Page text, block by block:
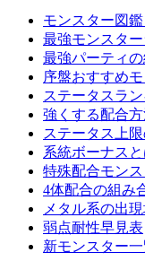
モンスター図
最強モンスタ
最強パーティの
序盤おすすめ
ステータスラ
強くする配合
ステータス上
系統ボーナスと
特殊配合モン
4体配合の組み
メタル系の出
弱点耐性早見表
新モンスター